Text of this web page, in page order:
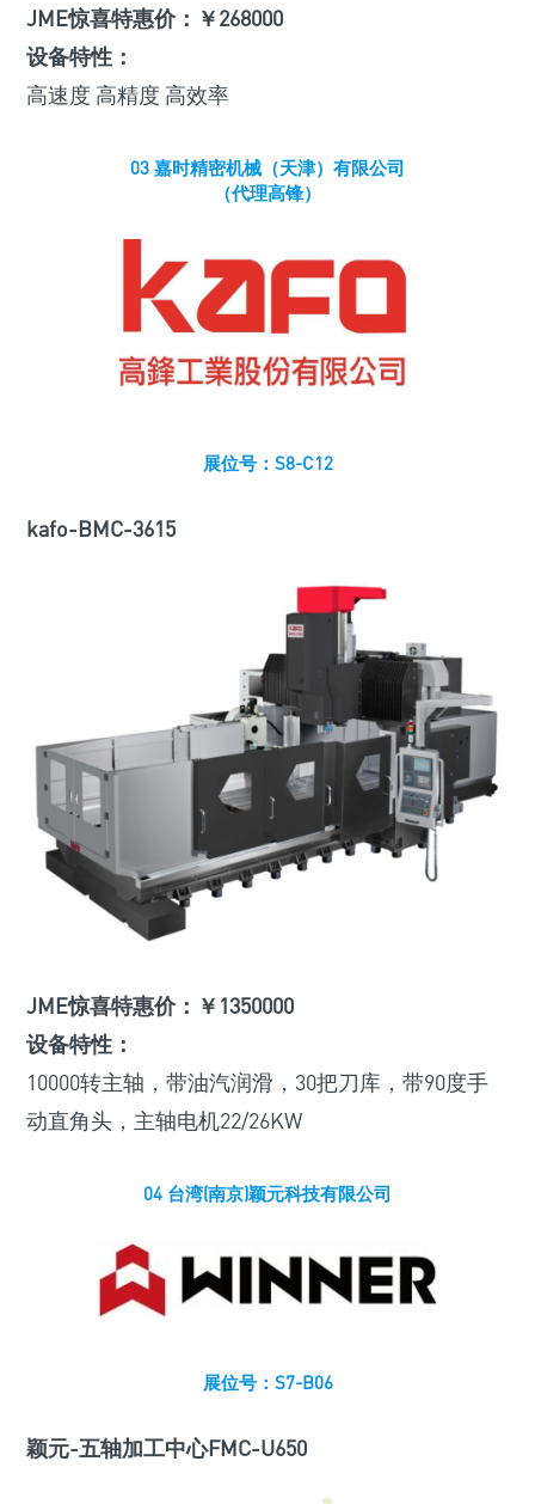
JME惊喜特惠价：￥268000
设备特性：
高速度 高精度 高效率
03 嘉时精密机械（天津）有限公司
（代理高锋）
展位号：S8-C12
kafo-BMC-3615
JME惊喜特惠价：￥1350000
设备特性：
10000转主轴，带油汽润滑，30把刀库，带90度手
动直角头，主轴电机22/26KW
04 台湾(南京)颖元科技有限公司
展位号：S7-B06
颖元-五轴加工中心FMC-U650